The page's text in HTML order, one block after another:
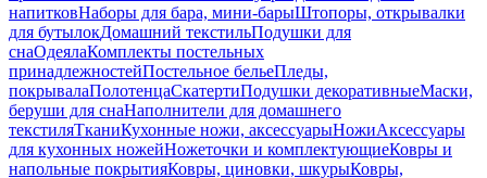
напитковНаборы для бара, мини-барыШтопоры, открывалки
для бутылокДомашний текстильПодушки для
снаОдеялаКомплекты постельных
принадлежностейПостельное бельеПледы,
покрывалаПолотенцаСкатертиПодушки декоративныеМаски,
беруши для снаНаполнители для домашнего
текстиляТканиКухонные ножи, аксессуарыНожиАксессуары
для кухонных ножейНожеточки и комплектующиеКовры и
напольные покрытияКовры, циновки, шкурыКовры,